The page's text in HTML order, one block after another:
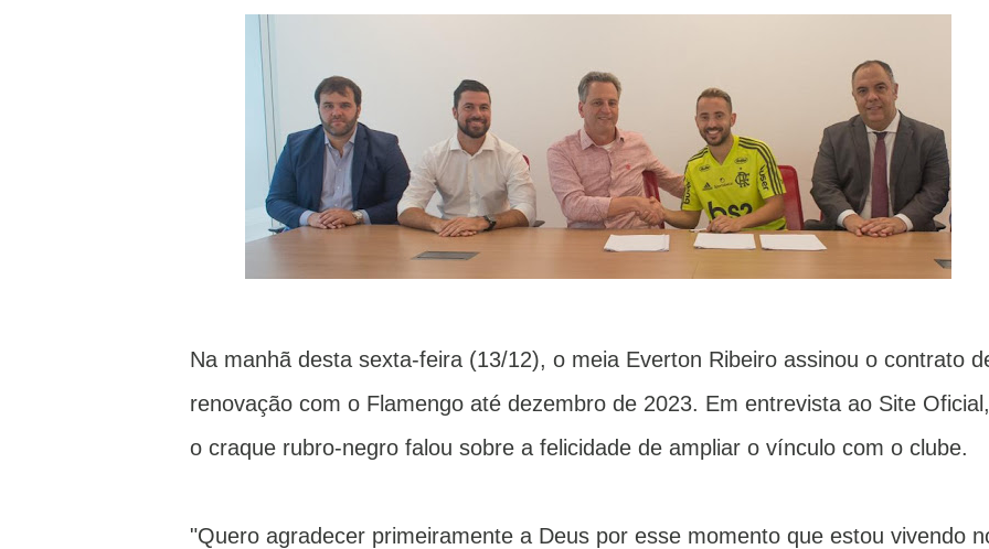
Na manhã desta sexta-feira (13/12), o meia Everton Ribeiro assinou o contrato
renovação com o Flamengo até dezembro de 2023. Em entrevista ao Site Oficial,
o craque rubro-negro falou sobre a felicidade de ampliar o vínculo com o clube.
"Quero agradecer primeiramente a Deus por esse momento que estou vivendo